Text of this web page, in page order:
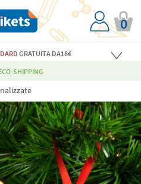
0
GRATUITADA18€
SHIPPING